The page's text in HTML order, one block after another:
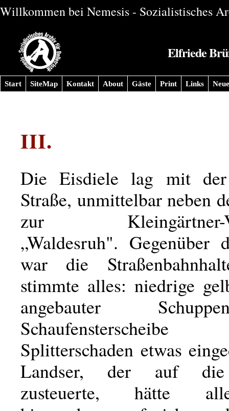
Willkommen bei Nemesis - Sozialistisches
Elfriede
Start SiteMap Kontakt About Gäste Print Links
III.
Die Eisdiele lag mit
Straße, unmittelbar neben
zur Kleingärtner-
„Waldesruh". Gegenüber
war die
stimmte alles: niedrige
angebauter
Splitterschaden etwas
Landser, der auf die
zusteuerte, hätte